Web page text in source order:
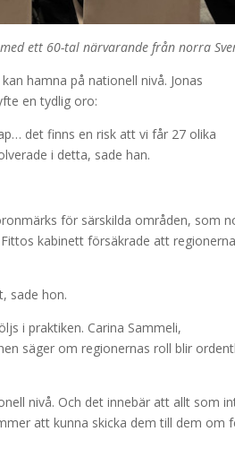
ett 60-tal närvarande från norra
hamna på nationell nivå. Jonas
en tydlig oro:
det finns en risk att vi får 27 olika
i detta, sade han.
för särskilda områden, som
kabinett försäkrade att regionerna
sade hon.
i praktiken. Carina Sammeli,
säger om regionernas roll blir
nivå. Och det innebär att allt som
att kunna skicka dem till dem om